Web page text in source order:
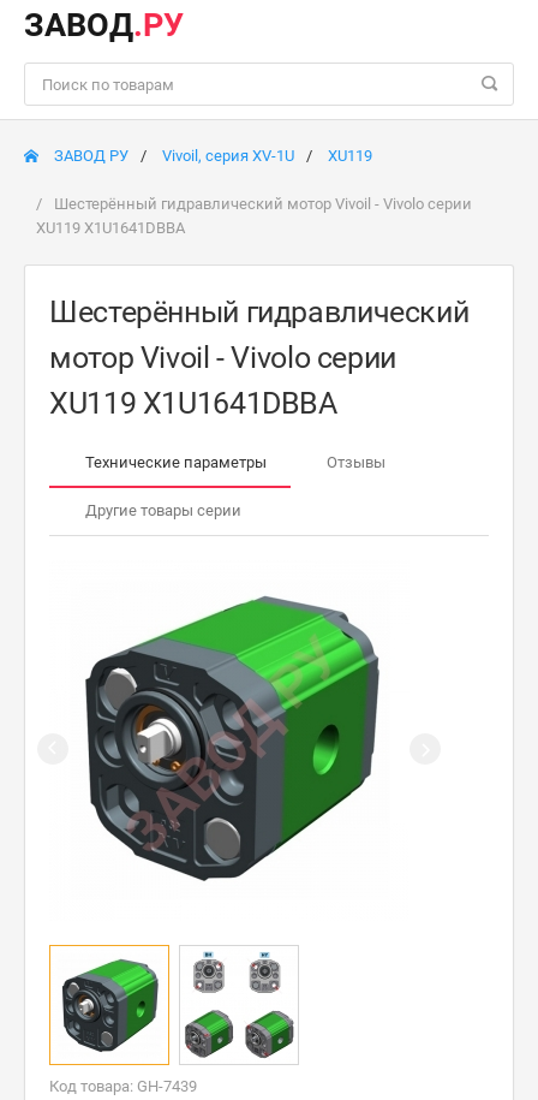
ЗАВОД.РУ
ЗАВОД РУ Vivoil, серия XV-1U XU119
Шестерённый гидравлический мотор Vivoil - Vivolo серии
XU119 X1U1641DBBA
Шестерённый гидравлический
мотор Vivoil - Vivolo серии
XU119 X1U1641DBBA
Технические параметры Отзывы
Другие товары серии
Код товара: GH-7439